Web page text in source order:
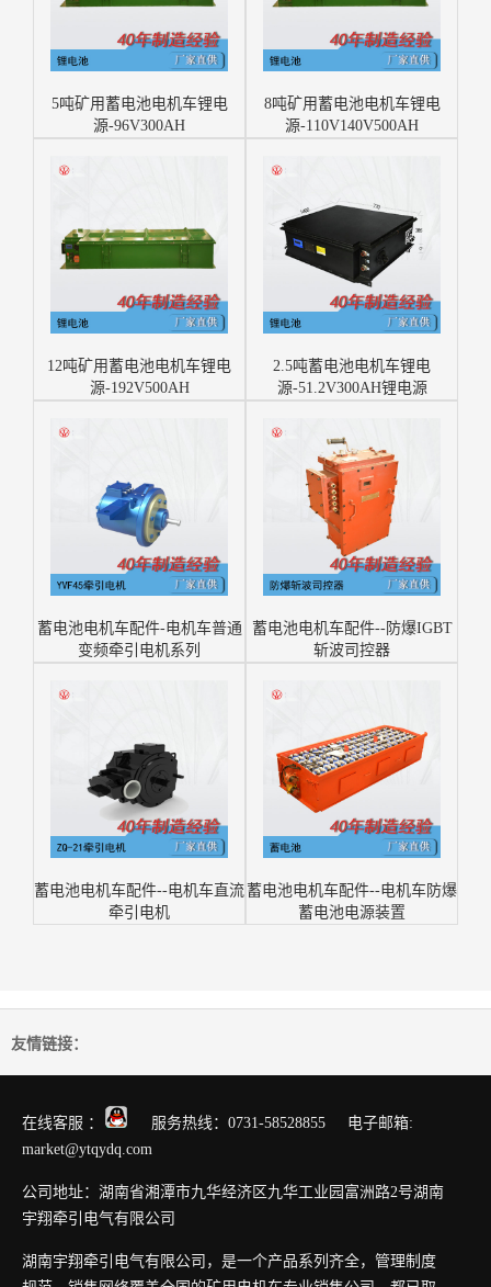
5吨矿用蓄电池电机车锂电
源-96V300AH
8吨矿用蓄电池电机车锂电
源-110V140V500AH
12吨矿用蓄电池电机车锂电
源-192V500AH
2.5吨蓄电池电机车锂电
源-51.2V300AH锂电源
蓄电池电机车配件-电机车普通
变频牵引电机系列
蓄电池电机车配件--防爆IGBT
斩波司控器
蓄电池电机车配件--电机车直流
牵引电机
蓄电池电机车配件--电机车防爆
蓄电池电源装置
友情链接：
在线客服 ：
服务热线：0731-58528855 电子邮箱:
market@ytqydq.com
公司地址：湖南省湘潭市九华经济区九华工业园富洲路2号湖南
宇翔牵引电气有限公司
湖南宇翔牵引电气有限公司，是一个产品系列齐全，管理制度